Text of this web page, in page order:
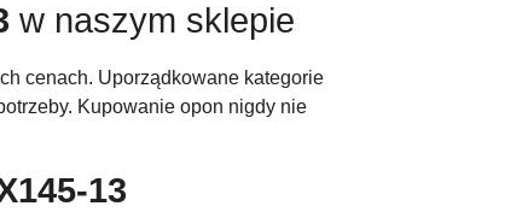
w naszym sklepie
cenach. Uporządkowane kategorie
Kupowanie opon nigdy nie
13